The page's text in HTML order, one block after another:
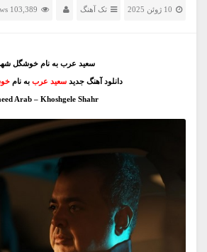
10 ژوئن 2025 تک آهنگ 103,389 views
سعید عرب به نام خوشگل
دانلود آهنگ جدیدسعید عرببه نام
Arab – Khoshgele Shahr